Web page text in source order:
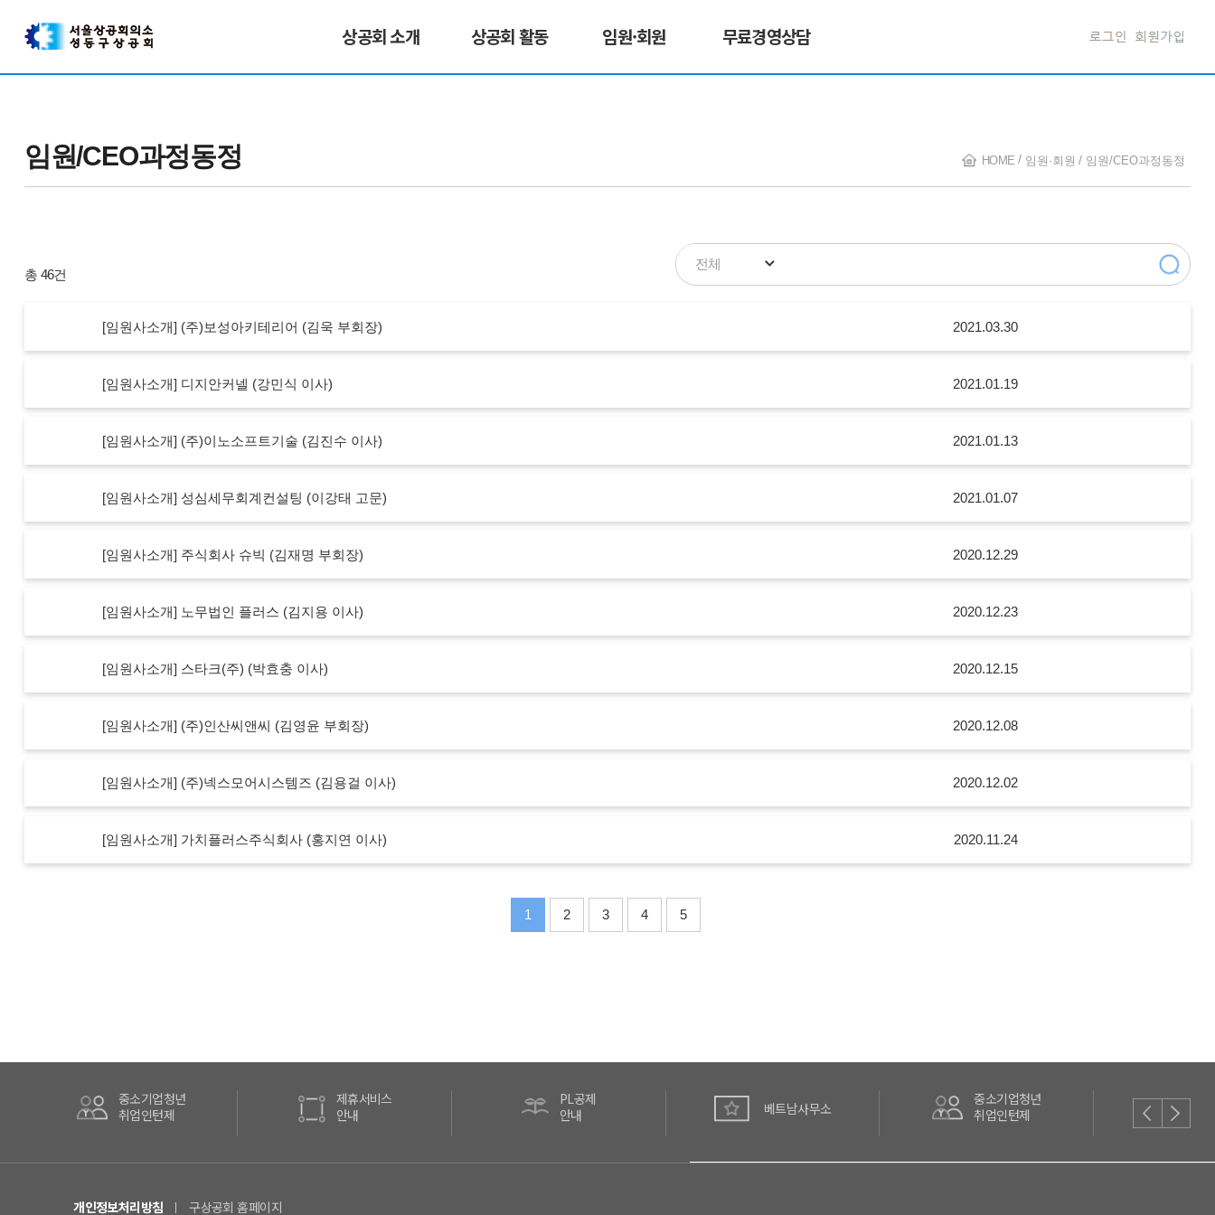
상공회 소개 상공회 활동 임원·회원 무료경영상담
임원/CEO과정동정 HOME 임원·회원 임원/CEO과정동정
전체
총 46건
[임원사소개] (주)보성아키테리어 (김욱 부회장) 2021.03.30
[임원사소개] 디지안커넬 (강민식 이사) 2021.01.19
[임원사소개] (주)이노소프트기술 (김진수 이사) 2021.01.13
[임원사소개] 성심세무회계컨설팅 (이강태 고문) 2021.01.07
[임원사소개] 주식회사 슈빅 (김재명 부회장) 2020.12.29
[임원사소개] 노무법인 플러스 (김지용 이사) 2020.12.23
[임원사소개] 스타크(주) (박효충 이사) 2020.12.15
[임원사소개] (주)인산씨앤씨 (김영윤 부회장) 2020.12.08
[임원사소개] (주)넥스모어시스템즈 (김용걸 이사) 2020.12.02
[임원사소개] 가치플러스주식회사 (홍지연 이사) 2020.11.24
1 2 3 4 5
중소기업청년
취업인턴제
제휴서비스
안내
PL공제
안내
베트남사무소
중소기업청년
취업인턴제
개인정보처리방침 구상공회 홈페이지